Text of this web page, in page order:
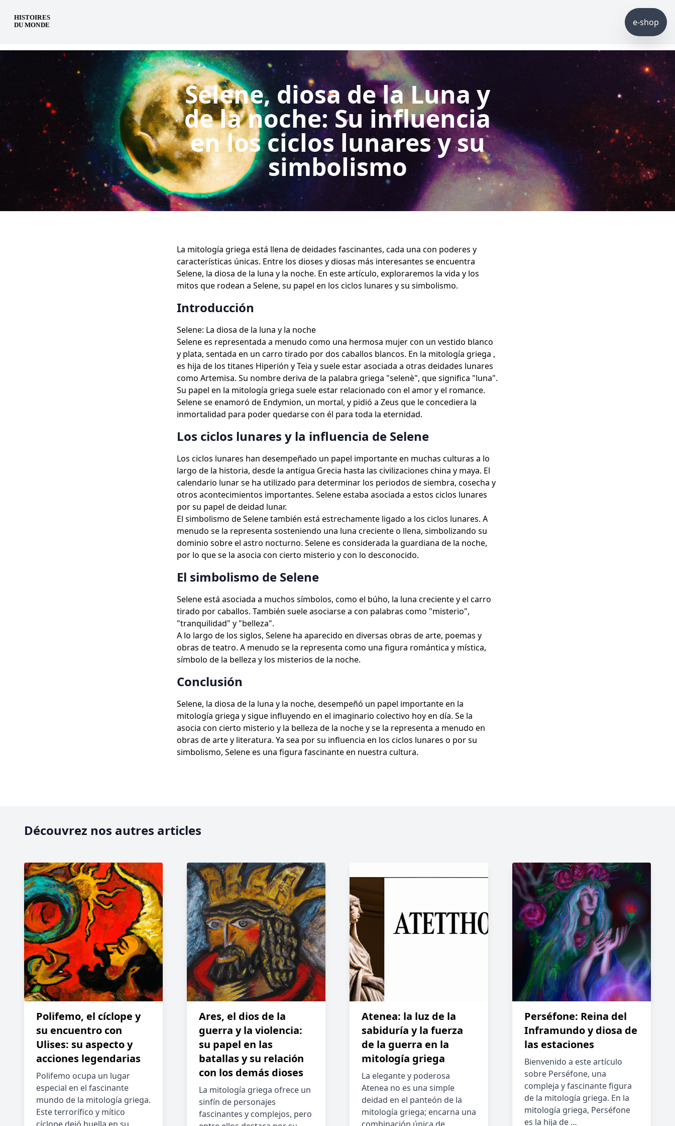
es e-shop
Selene, diosa de la Luna y
de la noche: Su influencia
en los ciclos lunares y su
simbolismo
La mitología griega está llena de deidades fascinantes, cada una con poderes y
características únicas. Entre los dioses y diosas más interesantes se encuentra
Selene, la diosa de la luna y la noche. En este artículo, exploraremos la vida y los
mitos que rodean a Selene, su papel en los ciclos lunares y su simbolismo.
Introducción
Selene: La diosa de la luna y la noche
Selene es representada a menudo como una hermosa mujer con un vestido blanco
y plata, sentada en un carro tirado por dos caballos blancos. En la mitología griega ,
es hija de los titanes Hiperión y Teia y suele estar asociada a otras deidades lunares
como Artemisa. Su nombre deriva de la palabra griega "selenè", que significa "luna".
Su papel en la mitología griega suele estar relacionado con el amor y el romance.
Selene se enamoró de Endymion, un mortal, y pidió a Zeus que le concediera la
inmortalidad para poder quedarse con él para toda la eternidad.
Los ciclos lunares y la influencia de Selene
Los ciclos lunares han desempeñado un papel importante en muchas culturas a lo
largo de la historia, desde la antigua Grecia hasta las civilizaciones china y maya. El
calendario lunar se ha utilizado para determinar los periodos de siembra, cosecha y
otros acontecimientos importantes. Selene estaba asociada a estos ciclos lunares
por su papel de deidad lunar.
El simbolismo de Selene también está estrechamente ligado a los ciclos lunares. A
menudo se la representa sosteniendo una luna creciente o llena, simbolizando su
dominio sobre el astro nocturno. Selene es considerada la guardiana de la noche,
por lo que se la asocia con cierto misterio y con lo desconocido.
El simbolismo de Selene
Selene está asociada a muchos símbolos, como el búho, la luna creciente y el carro
tirado por caballos. También suele asociarse a con palabras como "misterio",
"tranquilidad" y "belleza".
A lo largo de los siglos, Selene ha aparecido en diversas obras de arte, poemas y
obras de teatro. A menudo se la representa como una figura romántica y mística,
símbolo de la belleza y los misterios de la noche.
Conclusión
Selene, la diosa de la luna y la noche, desempeñó un papel importante en la
mitología griega y sigue influyendo en el imaginario colectivo hoy en día. Se la
asocia con cierto misterio y la belleza de la noche y se la representa a menudo en
obras de arte y literatura. Ya sea por su influencia en los ciclos lunares o por su
simbolismo, Selene es una figura fascinante en nuestra cultura.
Découvrez nos autres articles
Polifemo, el cíclope y
su encuentro con
Ulises: su aspecto y
acciones legendarias
Polifemo ocupa un lugar
especial en el fascinante
mundo de la mitología griega.
Este terrorífico y mítico
Ares, el dios de la
guerra y la violencia:
su papel en las
batallas y su relación
con los demás dioses
La mitología griega ofrece un
sinfín de personajes
fascinantes y complejos, pero
Atenea: la luz de la
sabiduría y la fuerza
de la guerra en la
mitología griega
La elegante y poderosa
Atenea no es una simple
deidad en el panteón de la
mitología griega; encarna una
Perséfone: Reina del
Inframundo y diosa de
las estaciones
Bienvenido a este artículo
sobre Perséfone, una
compleja y fascinante figura
de la mitología griega. En la
mitología griega, Perséfone
es la hija de …